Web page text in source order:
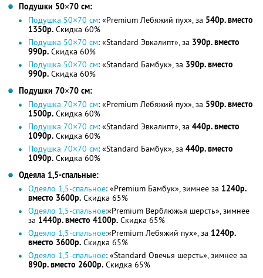
Подушки 50×70 см:
Подушка 50×70 см: «Premium Лебяжий пух», за 540р. вместо
1350р. Скидка 60%
Подушка 50×70 см: «Standard Эвкалипт», за 390р. вместо
990р. Скидка 60%
Подушка 50×70 см: «Standard Бамбук», за 390р. вместо
990р. Скидка 60%
Подушки 70×70 см:
Подушка 70×70 см: «Premium Лебяжий пух», за 590р. вместо
1500р. Скидка 60%
Подушка 70×70 см: «Standard Эвкалипт», за 440р. вместо
1090р. Скидка 60%
Подушка 70×70 см: «Standard Бамбук», за 440р. вместо
1090р. Скидка 60%
Одеяла 1,5-спальные:
Одеяло 1,5-спальное: «Premium Бамбук», зимнее за 1240р.
вместо 3600р. Скидка 65%
Одеяло 1,5-спальное:«Premium Верблюжья шерсть», зимнее
за 1440р. вместо 4100р. Скидка 65%
Одеяло 1,5-спальное:«Premium Лебяжий пух», за 1240р.
вместо 3600р. Скидка 65%
Одеяло 1,5-спальное: «Standard Овечья шерсть», зимнее за
890р. вместо 2600р. Скидка 65%